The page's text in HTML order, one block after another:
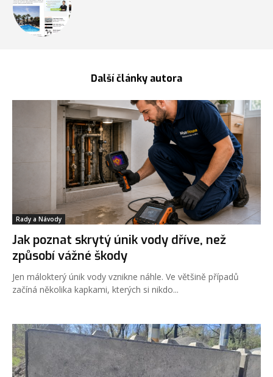
Další články autora
Rady a Návody
Jak poznat skrytý únik vody dříve, než
způsobí vážné škody
Jen málokterý únik vody vznikne náhle. Ve většině případů
začíná několika kapkami, kterých si nikdo...